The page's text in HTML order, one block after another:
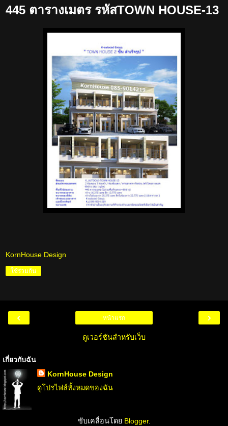
445 ตารางเมตร รหัสTOWN HOUSE-13
KornHouse Design
ใช้ร่วมกัน
‹ ›
หน้าแรก
ดูเวอร์ชันสำหรับเว็บ
เกี่ยวกับฉัน
KornHouse Design
ดูโปรไฟล์ทั้งหมดของฉัน
ขับเคลื่อนโดย Blogger.